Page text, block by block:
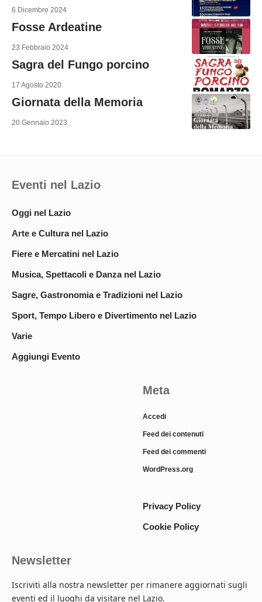
6 Dicembre 2024
Fosse Ardeatine
23 Febbraio 2024
Sagra del Fungo porcino
17 Agosto 2020
Giornata della Memoria
20 Gennaio 2023
Eventi nel Lazio
Oggi nel Lazio
Arte e Cultura nel Lazio
Fiere e Mercatini nel Lazio
Musica, Spettacoli e Danza nel Lazio
Sagre, Gastronomia e Tradizioni nel Lazio
Sport, Tempo Libero e Divertimento nel Lazio
Varie
Aggiungi Evento
Meta
Accedi
Feed dei contenuti
Feed dei commenti
WordPress.org
Privacy Policy
Cookie Policy
Newsletter
Iscriviti alla nostra newsletter per rimanere aggiornati sugli
eventi ed il luoghi da visitare nel Lazio.